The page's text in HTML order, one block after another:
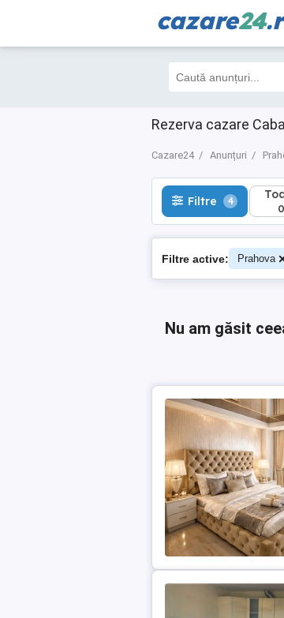
cazare24
Rezerva cazare
Cazare24 Anunțuri
Filtre 4
0
Filtre 4
0
Filtre active: Prahova
Nu am găsit